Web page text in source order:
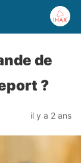
de
?
il y a 2 ans